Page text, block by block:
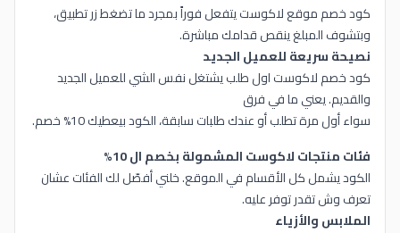
كود خصم موقع لاكوست يتفعل فوراً بمجرد ما تضغط زر تطبيق،
وبتشوف المبلغ ينقص قدامك مباشرة.
نصيحة سريعة للعميل الجديد
كود خصم لاكوست اول طلب يشتغل نفس الشي للعميل الجديد
والقديم. يعني ما في فرق
سواء أول مرة تطلب أو عندك طلبات سابقة، الكود بيعطيك 10% خصم.
فئات منتجات لاكوست المشمولة بخصم ال 10%
الكود يشمل كل الأقسام في الموقع. خلني أفصّل لك الفئات عشان
تعرف وش تقدر توفر عليه.
الملابس والأزياء